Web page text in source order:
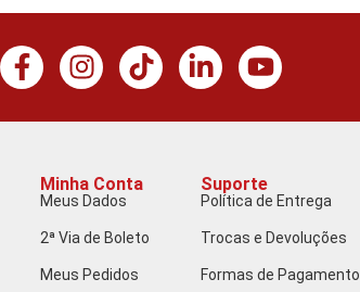
Minha Conta
Meus Dados
2ª Via de Boleto
Meus Pedidos
Suporte
Política de Entrega
Trocas e Devoluções
Formas de Pagamento